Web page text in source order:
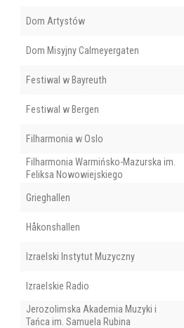
Dom Artystów
Dom Misyjny Calmeyergaten
Festiwal w Bayreuth
Festiwal w Bergen
Filharmonia w Oslo
Filharmonia Warmińsko-Mazurska im.
Feliksa Nowowiejskiego
Grieghallen
Håkonshallen
Izraelski Instytut Muzyczny
Izraelskie Radio
Jerozolimska Akademia Muzyki i
Tańca im. Samuela Rubina